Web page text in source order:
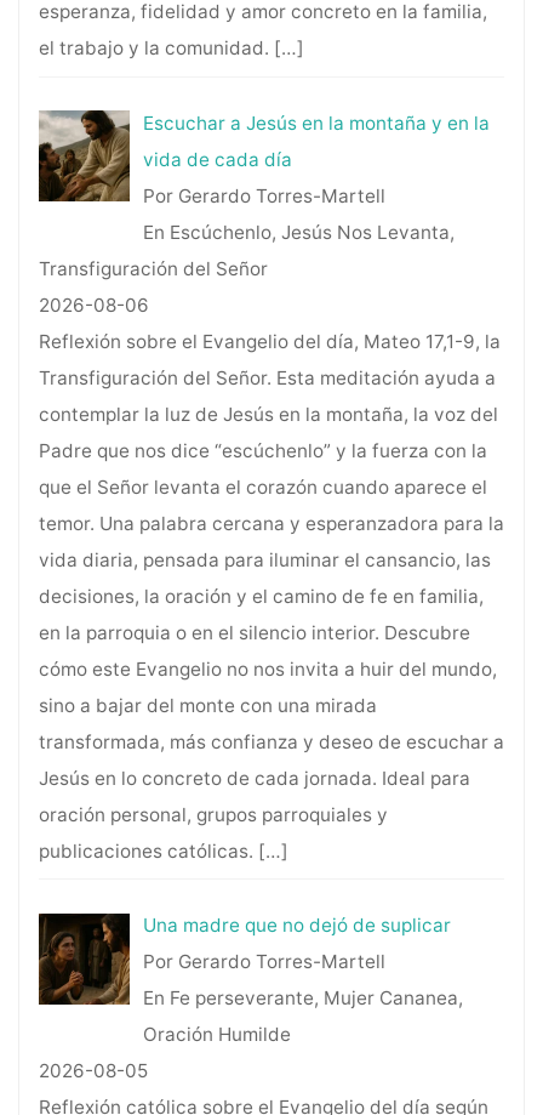
esperanza, fidelidad y amor concreto en la familia,
el trabajo y la comunidad. […]
Escuchar a Jesús en la montaña y en la
vida de cada día
Por Gerardo Torres-Martell
En Escúchenlo, Jesús Nos Levanta,
Transfiguración del Señor
2026-08-06
Reflexión sobre el Evangelio del día, Mateo 17,1-9, la
Transfiguración del Señor. Esta meditación ayuda a
contemplar la luz de Jesús en la montaña, la voz del
Padre que nos dice “escúchenlo” y la fuerza con la
que el Señor levanta el corazón cuando aparece el
temor. Una palabra cercana y esperanzadora para la
vida diaria, pensada para iluminar el cansancio, las
decisiones, la oración y el camino de fe en familia,
en la parroquia o en el silencio interior. Descubre
cómo este Evangelio no nos invita a huir del mundo,
sino a bajar del monte con una mirada
transformada, más confianza y deseo de escuchar a
Jesús en lo concreto de cada jornada. Ideal para
oración personal, grupos parroquiales y
publicaciones católicas. […]
Una madre que no dejó de suplicar
Por Gerardo Torres-Martell
En Fe perseverante, Mujer Cananea,
Oración Humilde
2026-08-05
Reflexión católica sobre el Evangelio del día según